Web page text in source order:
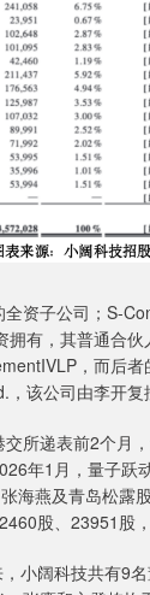
资子公司；S-
拥有，其普通合伙
，而后者
该公司由李开复
所递表前2个月
年1月，量子跃
海燕及青岛松露
股、23951股
小阔科技共有9